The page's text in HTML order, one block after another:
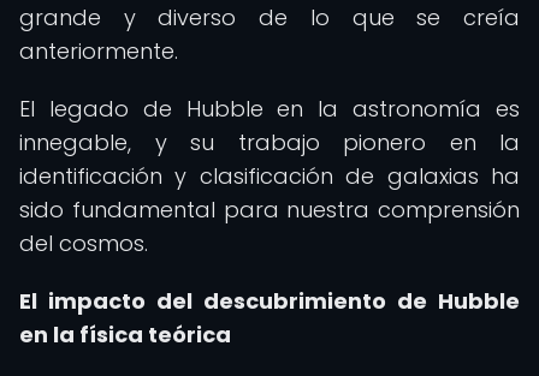
grande y diverso de lo que se creía
anteriormente.
El legado de Hubble en la astronomía es
innegable, y su trabajo pionero en la
identificación y clasificación de galaxias ha
sido fundamental para nuestra comprensión
del cosmos.
El impacto del descubrimiento de Hubble
en la física teórica